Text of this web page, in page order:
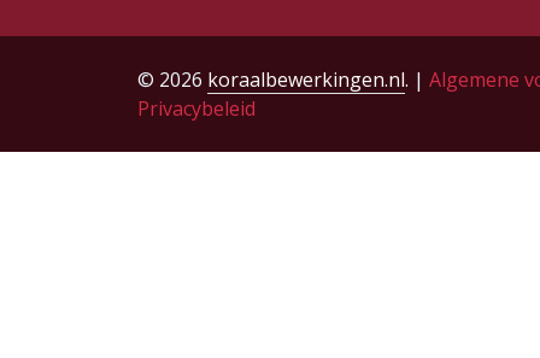
© 2026 koraalbewerkingen.nl. | Algemene
Privacybeleid